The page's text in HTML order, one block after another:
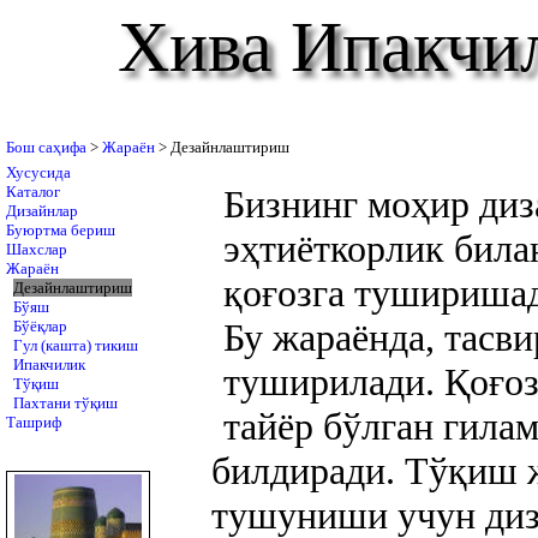
Хива
Бош саҳифа > Жараён > Дезайнлаштириш
Хусусида
Каталог
Дизайнлар
Буюртма бериш
Шахслар
Жараён
Дезайнлаштириш
Бўяш
Бўёқлар
Гул (кашта) тикиш
Ипакчилик
Тўқиш
Пахтани тўқиш
Ташриф
Бизнинг моҳир
эҳтиёткорлик
қоғозга
Бу жараёнда,
туширилади.
тайёр бўлган
билдиради. Тўқиш
тушуниши учун